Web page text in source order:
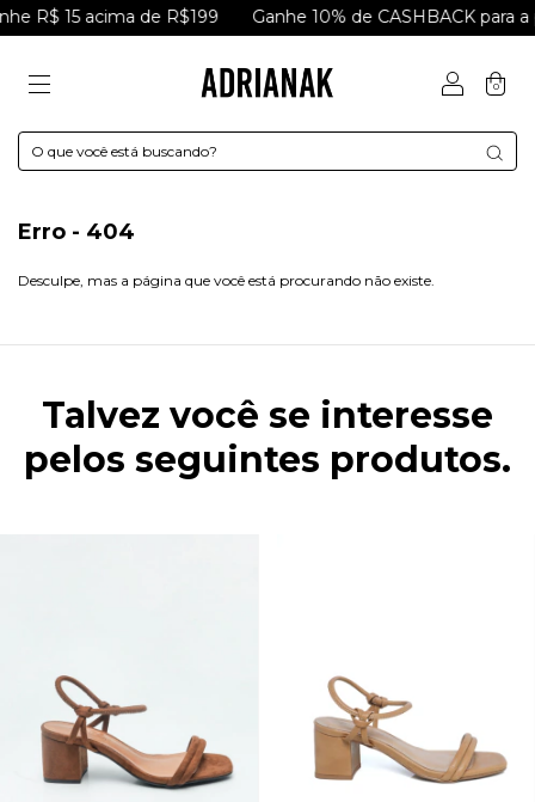
R$ 15 acima de R$199 Ganhe 10% de CASHBACK para a
0
Erro - 404
Desculpe, mas a página que você está procurando não existe.
Talvez você se interesse
pelos seguintes produtos.